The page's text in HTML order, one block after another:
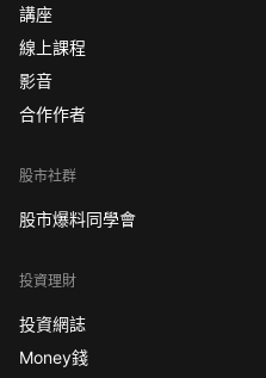
講座
線上課程
影音
合作作者
股市社群
股市爆料同學會
投資理財
投資網誌
Money錢